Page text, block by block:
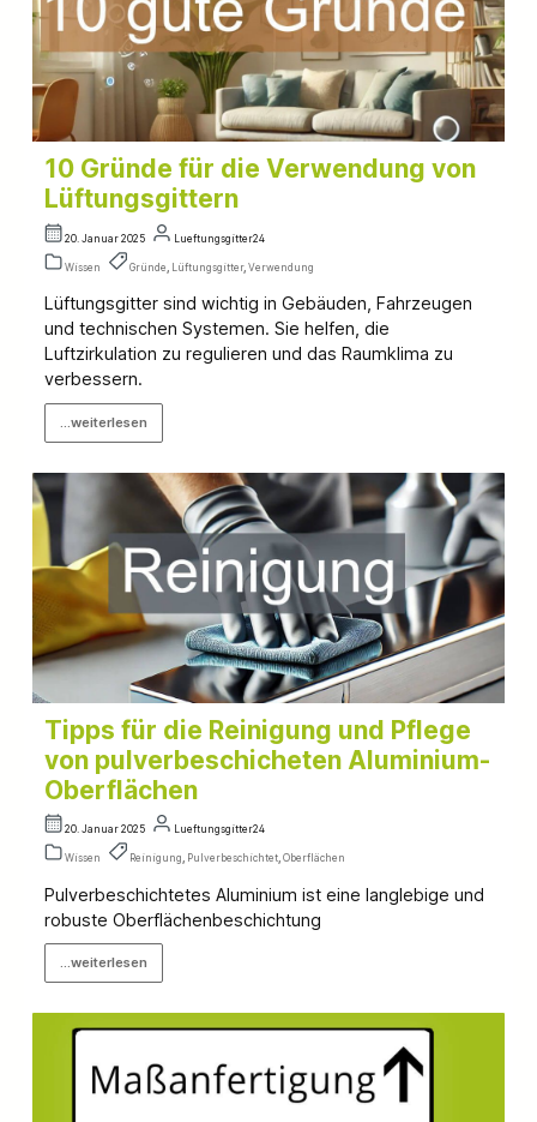
10 Gründe für die Verwendung von
Lüftungsgittern
20. Januar 2025 Lueftungsgitter24
Wissen Gründe Lüftungsgitter, Verwendung
Lüftungsgitter sind wichtig in Gebäuden, Fahrzeugen
und technischen Systemen. Sie helfen, die
Luftzirkulation zu regulieren und das Raumklima zu
verbessern.
...weiterlesen
Tipps für die Reinigung und Pflege
von pulverbeschicheten Aluminium-
Oberflächen
20. Januar 2025 Lueftungsgitter24
Wissen Reinigung , Pulverbeschichtet, Oberflächen
Pulverbeschichtetes Aluminium ist eine langlebige und
robuste Oberflächenbeschichtung
...weiterlesen